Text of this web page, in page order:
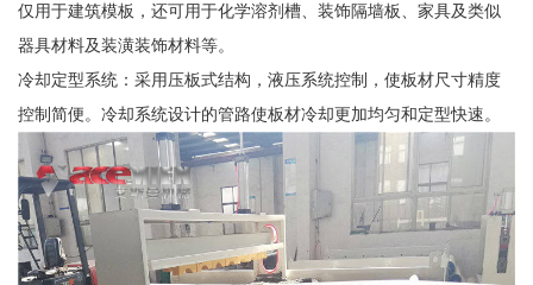
仅用于建筑模板，还可用于化学溶剂槽、装饰隔墙板、家具及类似
器具材料及装潢装饰材料等。
冷却定型系统：采用压板式结构，液压系统控制，使板材尺寸精度
控制简便。冷却系统设计的管路使板材冷却更加均匀和定型快速。